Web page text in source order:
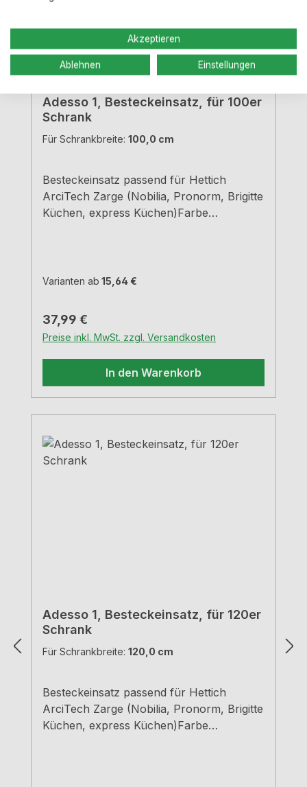
Adesso 1, Besteckeinsatz, für 100er
Schrank
Für Schrankbreite: 100,0 cm
Besteckeinsatz passend für Hettich
ArciTech Zarge (Nobilia, Pronorm, Brigitte
Küchen, express Küchen)Farbe
Varianten ab 15,64 €
Regulärer Preis:
37,99 €
Preise inkl. MwSt. zzgl. Versandkosten
In den Warenkorb
Adesso 1, Besteckeinsatz, für 120er
Schrank
Für Schrankbreite: 120,0 cm
Besteckeinsatz passend für Hettich
ArciTech Zarge (Nobilia, Pronorm, Brigitte
Küchen, express Küchen)Farbe
Akzeptieren
Ablehnen Einstellungen